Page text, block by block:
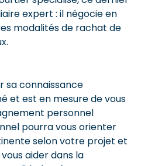
expert : il négocie en
modalités de rachat de
sa connaissance
et est en mesure de vous
personnel
pourra vous orienter
selon votre projet et
aider dans la